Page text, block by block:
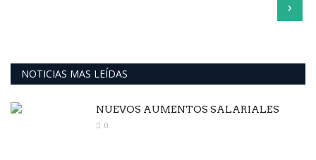
›
NOTICIAS MAS LEÍDAS
NUEVOS AUMENTOS SALARIALES
0